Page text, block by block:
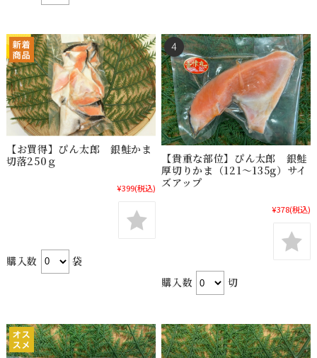
【お買得】ぴん太郎 銀鮭かま
切落250ｇ
¥399(税込)
購入数 袋
【貴重な部位】ぴん太郎 銀鮭
厚切りかま（121〜135g）サイ
ズアップ
¥378(税込)
購入数 切